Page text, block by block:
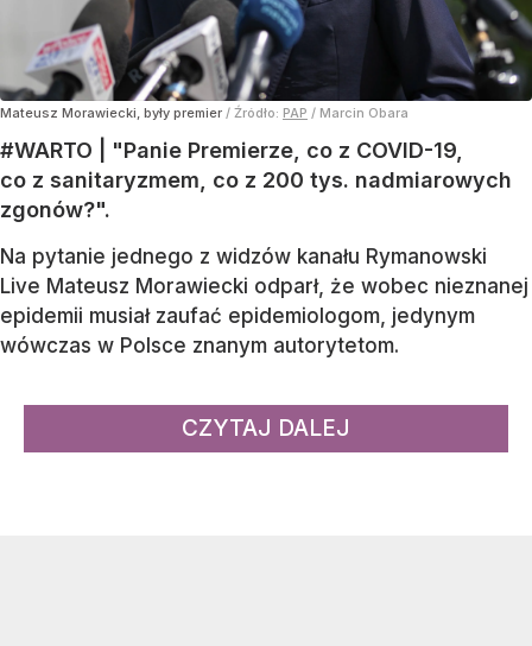
Mateusz Morawiecki, były premier / Źródło: PAP / Marcin Obara
#WARTO | "Panie Premierze, co z COVID-19,
co z sanitaryzmem, co z 200 tys. nadmiarowych
zgonów?".
Na pytanie jednego z widzów kanału Rymanowski
Live Mateusz Morawiecki odparł, że wobec nieznanej
epidemii musiał zaufać epidemiologom, jedynym
wówczas w Polsce znanym autorytetom.
CZYTAJ DALEJ